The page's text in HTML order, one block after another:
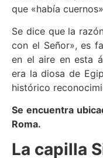
que «había
Se dice que la
con el Señor», es
en el aire en esta
era la diosa de
histórico
Se encuentra
Roma.
La capilla